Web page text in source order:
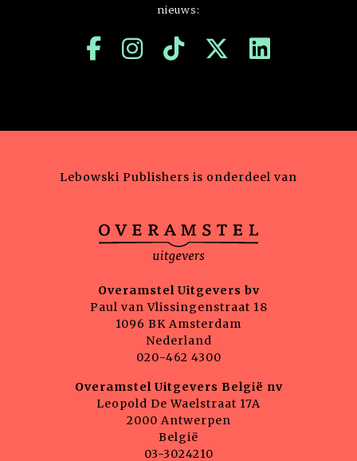
nieuws:
Lebowski Publishers is onderdeel van
Overamstel Uitgevers bv
Paul van Vlissingenstraat 18
1096 BK Amsterdam
Nederland
020-462 4300
Overamstel Uitgevers België nv
Leopold De Waelstraat 17A
2000 Antwerpen
België
03-3024210